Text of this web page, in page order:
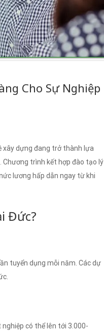
Cho Sự Nghiệp
xây dựng đang trở thành lựa
Chương trình kết hợp đào tạo lý
lương hấp dẫn ngay từ khi
Đức?
tuyển dụng mỗi năm. Các dự
có thể lên tới 3.000-